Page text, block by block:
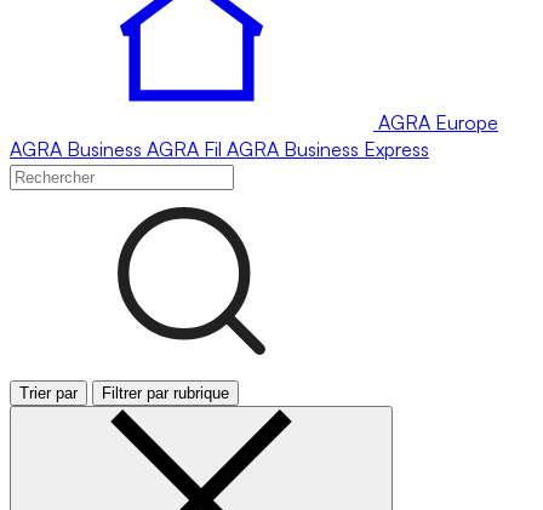
AGRA Europe
AGRA Business AGRA Fil AGRA Business Express
Trier par Filtrer par rubrique